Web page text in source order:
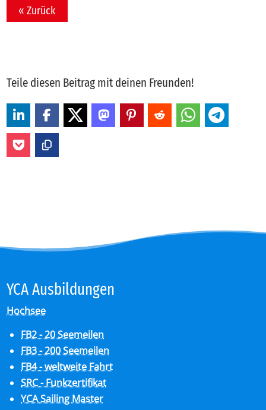
« Zurück
Teile diesen Beitrag mit deinen Freunden!
YCA Aus­bil­dun­gen
Hochsee
FB2 - 20 Seemeilen
FB3 - 200 Seemeilen
FB4 - weltweite Fahrt
SRC - Funkzertifikat
YCA Sailing Master